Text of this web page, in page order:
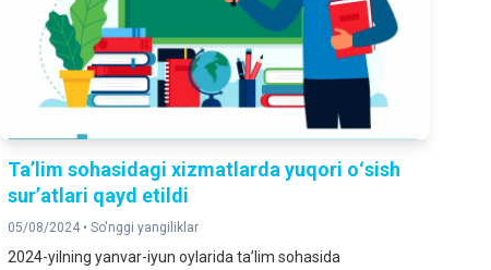
Taʼlim sohasidagi xizmatlarda yuqori oʻsish
surʼatlari qayd etildi
05/08/2024 •So'nggi yangiliklar
2024-yilning yanvar-iyun oylarida taʼlim sohasida